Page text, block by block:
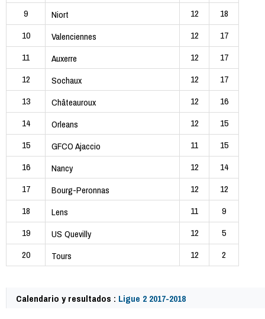
9
Niort 12
18
10
Valenciennes 12
17
11
Auxerre 12
17
12
Sochaux 12
17
13
Châteauroux 12
16
14
Orleans 12
15
15
GFCO Ajaccio 11
15
16
Nancy 12
14
17
Bourg-Peronnas 12
12
18
Lens 11
9
19
US Quevilly 12
5
20
Tours 12 2
Calendario y resultados : Ligue 2 2017-2018